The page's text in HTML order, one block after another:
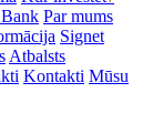
Par mums
Signet
Atbalsts
Kontakti Mūsu